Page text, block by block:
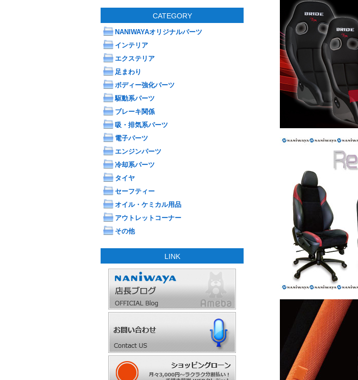
CATEGORY
NANIWAYAオリジナルパーツ
インテリア
エクステリア
足まわり
ボディー強化パーツ
駆動系パーツ
ブレーキ関係
吸・排気系パーツ
電子パーツ
エンジンパーツ
冷却系パーツ
タイヤ
セーフティー
オイル・ケミカル用品
アウトレットコーナー
その他
LINK